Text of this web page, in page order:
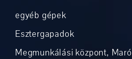
egyéb gépek
Esztergapadok
Megmunkálási központ,